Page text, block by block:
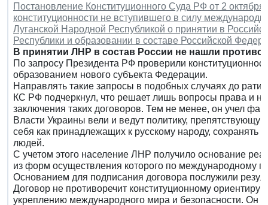
Постановление Конституционного Суда РФ от 2
конституционности не вступившего в силу
Луганской Народной Республикой о принятии в
Республики и образовании в составе Российской
В принятии ЛНР в состав России не нашли
По запросу Президента РФ проверили
образованием нового субъекта Федерации.
Направлять такие запросы в подобных случаях до
КС РФ подчеркнул, что решает лишь вопросы права и
заключения таких договоров. Тем не менее, он учел
Власти Украины вели и ведут политику,
себя как принадлежащих к русскому народу, сохранять
людей.
С учетом этого население ЛНР получило основание
из форм осуществления которого по международному
Основанием для подписания договора послужили
Договор не противоречит конституционному
укреплению международного мира и безопасности. Он